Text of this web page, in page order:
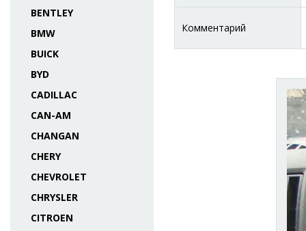
BENTLEY
BMW
BUICK
BYD
CADILLAC
CAN-AM
CHANGAN
CHERY
CHEVROLET
CHRYSLER
CITROEN
Комментарий